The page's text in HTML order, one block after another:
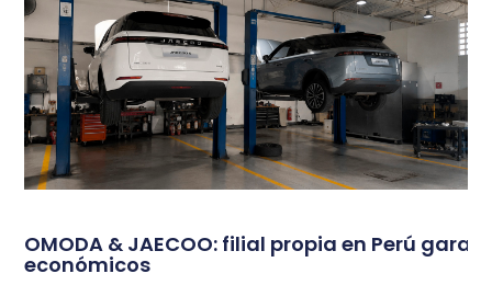
OMODA & JAECOO: filial propia en Perú
económicos